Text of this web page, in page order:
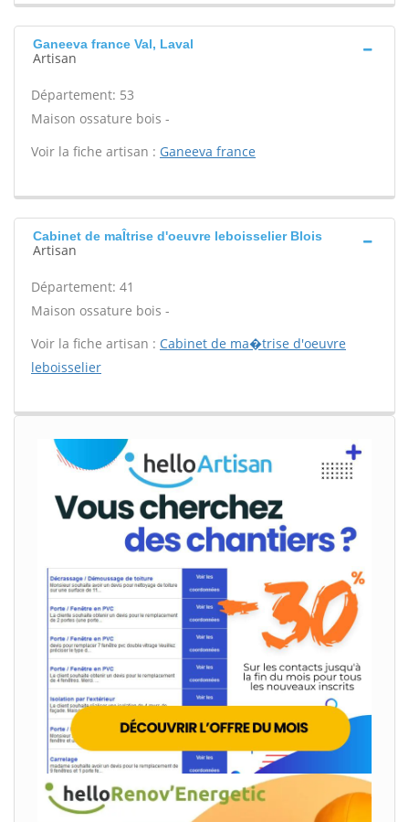
Ganeeva france Val, Laval
Artisan
Département: 53
Maison ossature bois -
Voir la fiche artisan : Ganeeva france
Cabinet de maÎtrise d'oeuvre leboisselier Blois
Artisan
Département: 41
Maison ossature bois -
Voir la fiche artisan : Cabinet de ma�trise d'oeuvre
leboisselier